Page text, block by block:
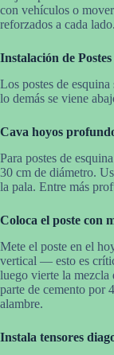
con vehículos o
reforzados a cada lado.
Instalación de
Los postes de
lo demás se viene
Cava hoyos
Para postes de
30 cm de diámetro.
la pala. Entre más
Coloca el poste con
Mete el poste en el
vertical — esto es
luego vierte la mezcla
parte de cemento por
alambre.
Instala tensores